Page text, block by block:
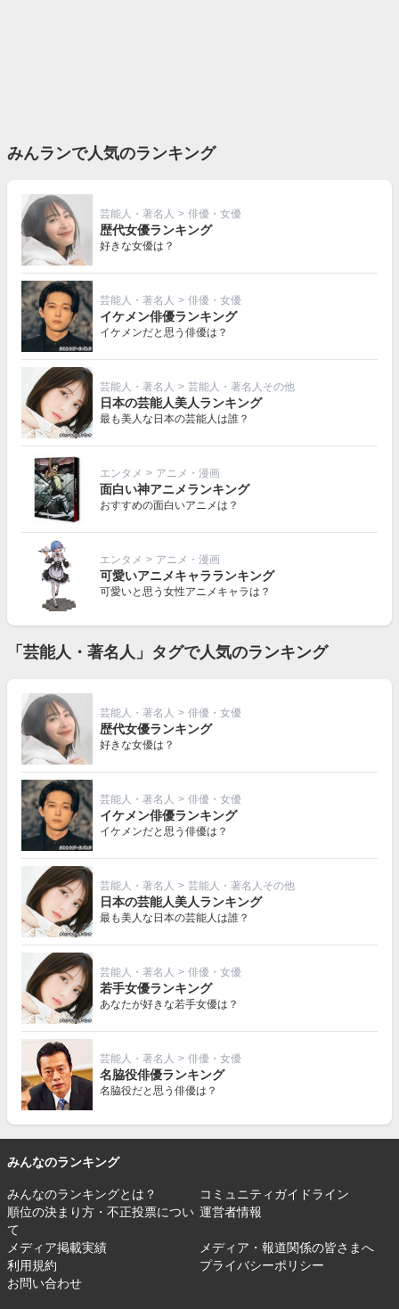
みんランで人気のランキング
芸能人・著名人 > 俳優・女優
歴代女優ランキング
好きな女優は？
芸能人・著名人 > 俳優・女優
イケメン俳優ランキング
イケメンだと思う俳優は？
芸能人・著名人 > 芸能人・著名人その他
日本の芸能人美人ランキング
最も美人な日本の芸能人は誰？
エンタメ > アニメ・漫画
面白い神アニメランキング
おすすめの面白いアニメは？
エンタメ > アニメ・漫画
可愛いアニメキャラランキング
可愛いと思う女性アニメキャラは？
「芸能人・著名人」タグで人気のランキング
芸能人・著名人 > 俳優・女優
歴代女優ランキング
好きな女優は？
芸能人・著名人 > 俳優・女優
イケメン俳優ランキング
イケメンだと思う俳優は？
芸能人・著名人 > 芸能人・著名人その他
日本の芸能人美人ランキング
最も美人な日本の芸能人は誰？
芸能人・著名人 > 俳優・女優
若手女優ランキング
あなたが好きな若手女優は？
芸能人・著名人 > 俳優・女優
名脇役俳優ランキング
名脇役だと思う俳優は？
みんなのランキング
みんなのランキングとは？
コミュニティガイドライン
順位の決まり方・不正投票につい
て
運営者情報
メディア掲載実績
メディア・報道関係の皆さまへ
利用規約
プライバシーポリシー
お問い合わせ